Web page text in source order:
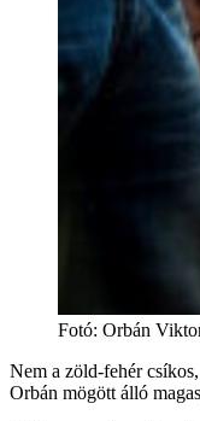
Fotó: Orbán
Nem a zöld-fehér
Orbán mögött álló